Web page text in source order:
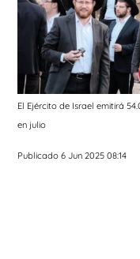
El Ejército de Israel emitirá
en julio
Publicado 6 Jun 2025 08:14